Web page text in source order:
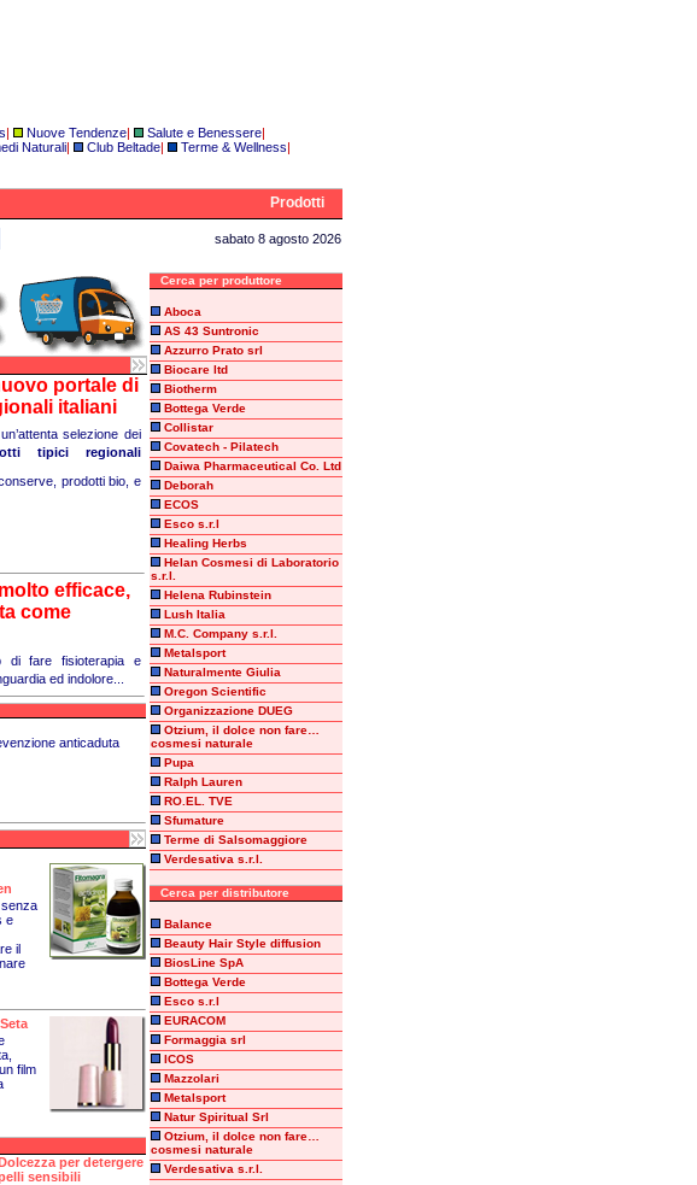
| Nuove Tendenze| Salute e Benessere|
Naturali| Club Beltade| Terme & Wellness|
Prodotti
sabato 8 agosto 2026
portale di
italiani
selezione dei
tipici regionali
prodotti bio, e
efficace,
come
di fare fisioterapia e
ed indolore...
anticaduta
e
il
film
per detergere
sensibili
Cerca per produttore
Aboca
AS 43 Suntronic
Azzurro Prato srl
Biocare ltd
Biotherm
Bottega Verde
Collistar
Covatech - Pilatech
Daiwa Pharmaceutical Co. Ltd
Deborah
ECOS
Esco s.r.l
Healing Herbs
Helan Cosmesi di Laboratorio
s.r.l.
Helena Rubinstein
Lush Italia
M.C. Company s.r.l.
Metalsport
Naturalmente Giulia
Oregon Scientific
Organizzazione DUEG
Otzium, il dolce non fare…
cosmesi naturale
Pupa
Ralph Lauren
RO.EL. TVE
Sfumature
Terme di Salsomaggiore
Verdesativa s.r.l.
Cerca per distributore
Balance
Beauty Hair Style diffusion
BiosLine SpA
Bottega Verde
Esco s.r.l
EURACOM
Formaggia srl
ICOS
Mazzolari
Metalsport
Natur Spiritual Srl
Otzium, il dolce non fare…
cosmesi naturale
Verdesativa s.r.l.